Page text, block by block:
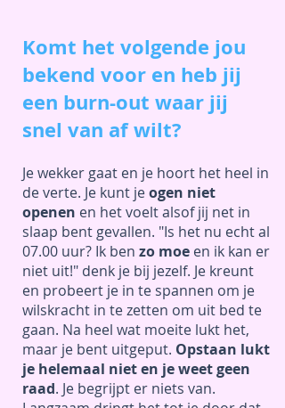
Komt het volgende jou
bekend voor en heb jij
een burn-out waar jij
snel van af wilt?
Je wekker gaat en je hoort het heel in
de verte. Je kunt jeogen niet
openen en het voelt alsof jij net in
slaap bent gevallen. "Is het nu echt al
07.00 uur? Ik ben zo moe en ik kan er
niet uit!" denk je bij jezelf. Je kreunt
en probeert je in te spannen om je
wilskracht in te zetten om uit bed te
gaan. Na heel wat moeite lukt het,
maar je bent uitgeput. Opstaan lukt
je helemaal niet en je weet geen
raad. Je begrijpt er niets van.